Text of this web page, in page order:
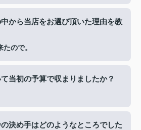
から当店をお選び頂いた理由を教
ので。
当初の予算で収まりましたか？
決め手はどのようなところでした